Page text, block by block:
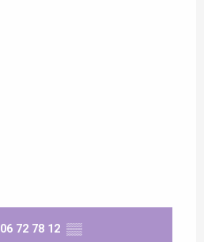
06 72 78 12 ▒▒